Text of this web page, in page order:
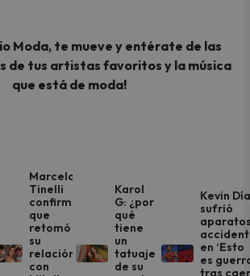
Moda, te mueve y entérate de las
de tus artistas favoritos y la música
que está de moda!
Marcelo
Tinelli
confirmó
que
retomó
su
relación
con
Karol
G: ¿por
qué
tiene
un
tatuaje
de su
Kevin
sufrió
en ‘Esto
es
tras